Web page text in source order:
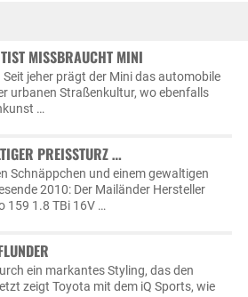
MISSBRAUCHT MINI
jeher prägt der Mini das automobile
urbanen Straßenkultur, wo ebenfalls
…
PREISSTURZ …
Schnäppchen und einem gewaltigen
2010: Der Mailänder Hersteller
159 1.8 TBi 16V …
ein markantes Styling, das den
zeigt Toyota mit dem iQ Sports, wie